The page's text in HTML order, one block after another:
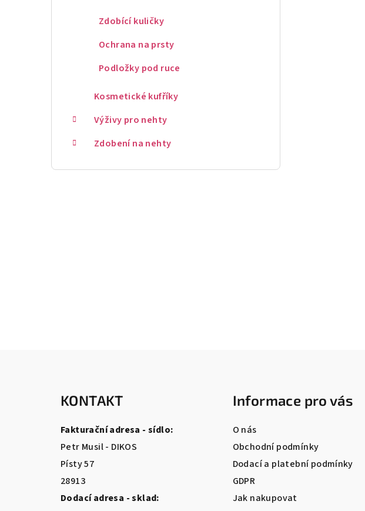
Zdobící kuličky
Ochrana na prsty
Podložky pod ruce
Kosmetické kufříky
Výživy pro nehty
Zdobení na nehty
KONTAKT
Fakturační adresa - sídlo:
Petr Musil - DIKOS
Písty 57
28913
Dodací adresa - sklad:
Informace pro vás
O nás
Obchodní podmínky
Dodací a platební podmínky
GDPR
Jak nakupovat